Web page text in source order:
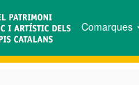
Comarques